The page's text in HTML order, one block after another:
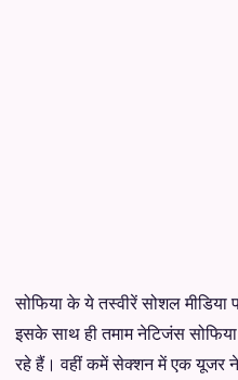
सोफिया के ये तस्वीरें सोशल मीडिया
इसके साथ ही तमाम नेटिजंस
रहे हैं। वहीं कमें सेक्शन में एक यूजर